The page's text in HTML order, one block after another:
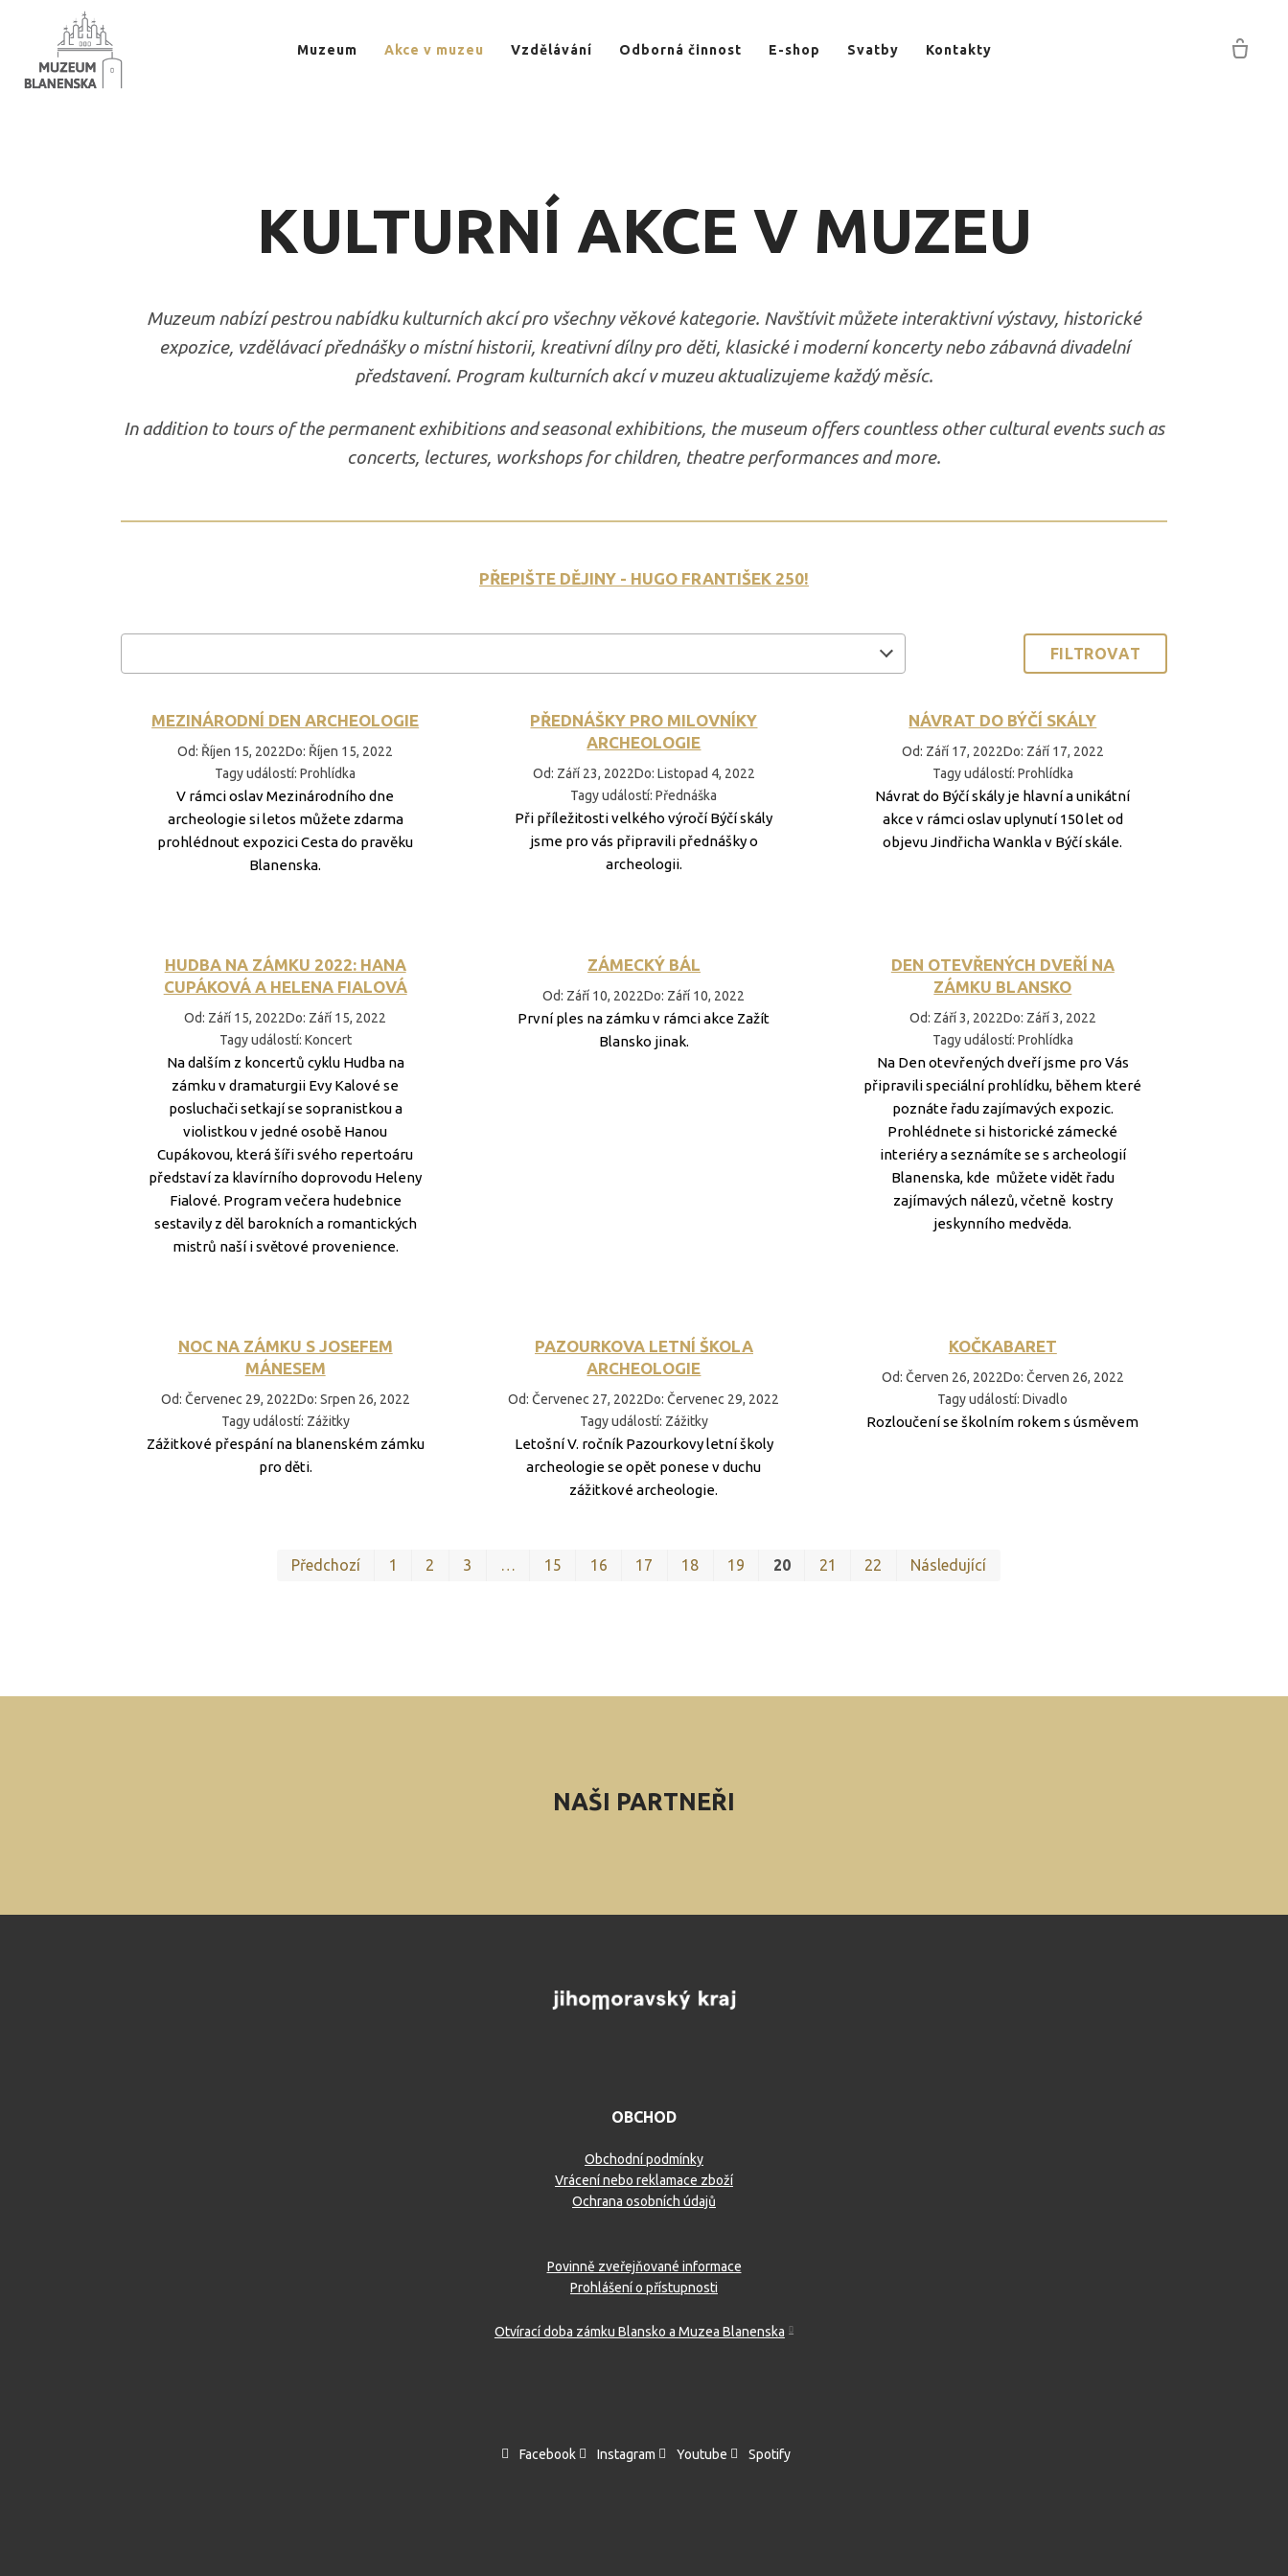
Muzeum Akce v muzeu Vzdělávání Odborná činnost E-shop Svatby Kontakty
KULTURNÍ AKCE V MUZEU
Muzeum nabízí pestrou nabídku kulturních akcí pro všechny věkové kategorie. Navštívit můžete interaktivní výstavy, historické
expozice, vzdělávací přednášky o místní historii, kreativní dílny pro děti, klasické i moderní koncerty nebo zábavná divadelní
představení. Program kulturních akcí v muzeu aktualizujeme každý měsíc.
In addition to tours of the permanent exhibitions and seasonal exhibitions, the museum offers countless other cultural events such as
concerts, lectures, workshops for children, theatre performances and more.
PŘEPIŠTE DĚJINY - HUGO FRANTIŠEK 250!
FILTROVAT
MEZINÁRODNÍ DEN ARCHEOLOGIE
Od: Říjen 15, 2022Do: Říjen 15, 2022
Tagy událostí: Prohlídka
V rámci oslav Mezinárodního dne
archeologie si letos můžete zdarma
prohlédnout expozici Cesta do pravěku
Blanenska.
PŘEDNÁŠKY PRO MILOVNÍKY
ARCHEOLOGIE
Od: Září 23, 2022Do: Listopad 4, 2022
Tagy událostí: Přednáška
Při příležitosti velkého výročí Býčí skály
jsme pro vás připravili přednášky o
archeologii.
NÁVRAT DO BÝČÍ SKÁLY
Od: Září 17, 2022Do: Září 17, 2022
Tagy událostí: Prohlídka
Návrat do Býčí skály je hlavní a unikátní
akce v rámci oslav uplynutí 150 let od
objevu Jindřicha Wankla v Býčí skále.
HUDBA NA ZÁMKU 2022: HANA
CUPÁKOVÁ A HELENA FIALOVÁ
Od: Září 15, 2022Do: Září 15, 2022
Tagy událostí: Koncert
Na dalším z koncertů cyklu Hudba na
zámku v dramaturgii Evy Kalové se
posluchači setkají se sopranistkou a
violistkou v jedné osobě Hanou
Cupákovou, která šíři svého repertoáru
představí za klavírního doprovodu Heleny
Fialové. Program večera hudebnice
sestavily z děl barokních a romantických
mistrů naší i světové provenience.
ZÁMECKÝ BÁL
Od: Září 10, 2022Do: Září 10, 2022
První ples na zámku v rámci akce Zažít
Blansko jinak.
DEN OTEVŘENÝCH DVEŘÍ NA
ZÁMKU BLANSKO
Od: Září 3, 2022Do: Září 3, 2022
Tagy událostí: Prohlídka
Na Den otevřených dveří jsme pro Vás
připravili speciální prohlídku, během které
poznáte řadu zajímavých expozic.
Prohlédnete si historické zámecké
interiéry a seznámíte se s archeologií
Blanenska, kde můžete vidět řadu
zajímavých nálezů, včetně kostry
jeskynního medvěda.
NOC NA ZÁMKU S JOSEFEM
MÁNESEM
Od: Červenec 29, 2022Do: Srpen 26, 2022
Tagy událostí: Zážitky
Zážitkové přespání na blanenském zámku
pro děti.
PAZOURKOVA LETNÍ ŠKOLA
ARCHEOLOGIE
Od: Červenec 27, 2022Do: Červenec 29, 2022
Tagy událostí: Zážitky
Letošní V. ročník Pazourkovy letní školy
archeologie se opět ponese v duchu
zážitkové archeologie.
KOČKABARET
Od: Červen 26, 2022Do: Červen 26, 2022
Tagy událostí: Divadlo
Rozloučení se školním rokem s úsměvem
Předchozí 1 2 3 … 15 16 17 18 19 20 21 22 Následující
NAŠI PARTNEŘI
OBCHOD
Obchodní podmínky
Vrácení nebo reklamace zboží
Ochrana osobních údajů
Povinně zveřejňované informace
Prohlášení o přístupnosti
Otvírací doba zámku Blansko a Muzea Blanenska
Facebook Instagram Youtube Spotify